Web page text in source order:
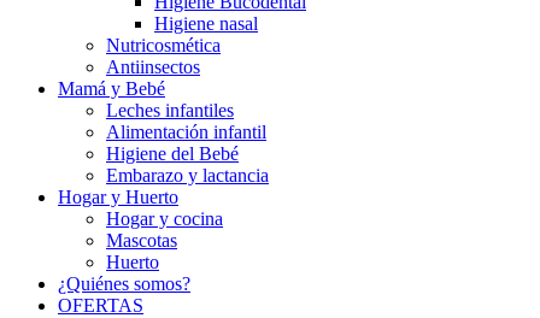
Higiene nasal
Nutricosmética
Antiinsectos
Mamá y Bebé
Leches infantiles
Alimentación infantil
Higiene del Bebé
Embarazo y lactancia
Hogar y Huerto
Hogar y cocina
Mascotas
Huerto
¿Quiénes somos?
OFERTAS